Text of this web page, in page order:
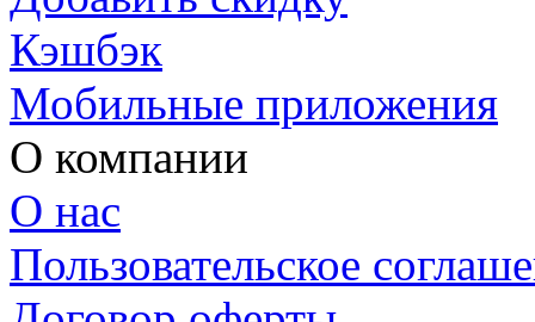
Кэшбэк
Мобильные приложения
О компании
О нас
Пользовательское